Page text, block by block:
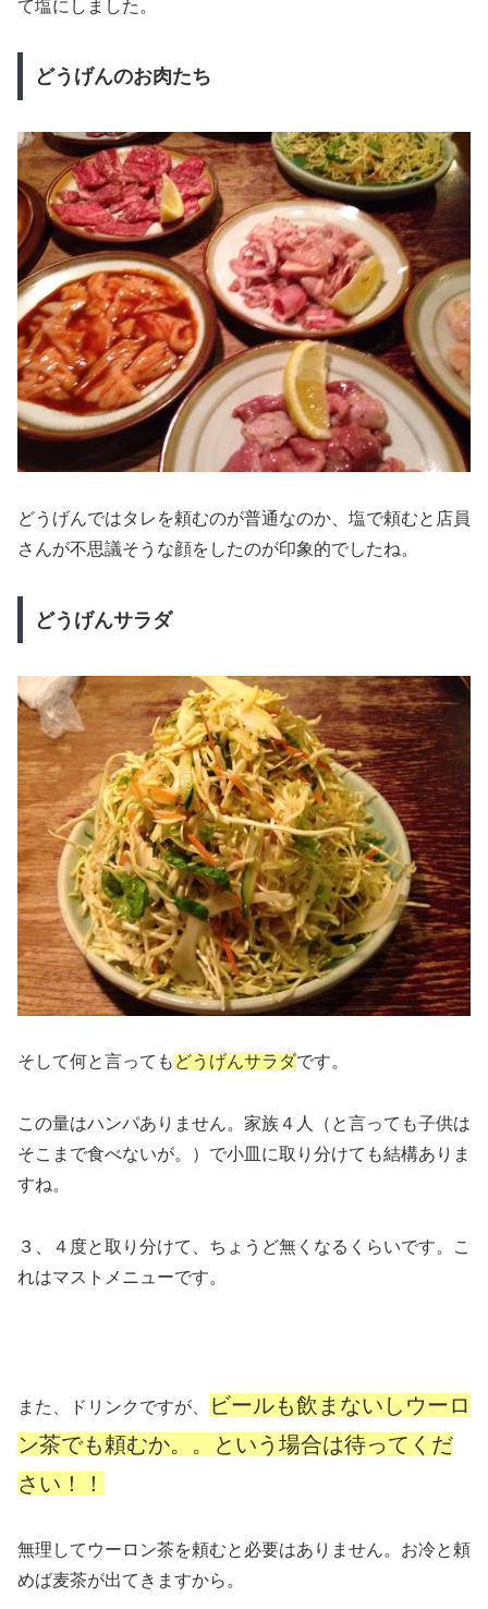
て塩にしました。
どうげんのお肉たち
どうげんではタレを頼むのが普通なのか、塩で頼むと店員
さんが不思議そうな顔をしたのが印象的でしたね。
どうげんサラダ
そして何と言っても どうげんサラダです。
この量はハンパありません。家族４人（と言っても子供は
そこまで食べないが。）で小皿に取り分けても結構ありま
すね。
３、４度と取り分けて、ちょうど無くなるくらいです。こ
れはマストメニューです。
また、ドリンクですが、
ビールも飲まないしウーロ
ン茶でも頼むか。。という場合は待ってくだ
さい！！
無理してウーロン茶を頼むと必要はありません。お冷と頼
めば麦茶が出てきますから。